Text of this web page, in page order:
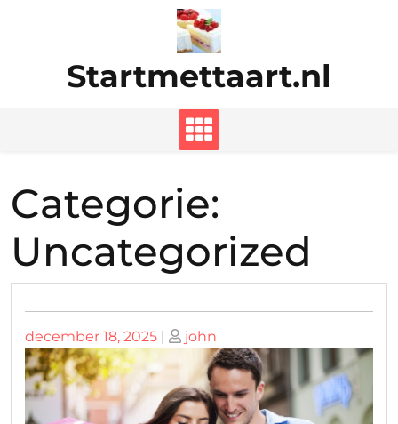
Startmettaart.nl
Categorie:
Uncategorized
Geplaatst
op
december 18, 2025 | Geplaatst
john